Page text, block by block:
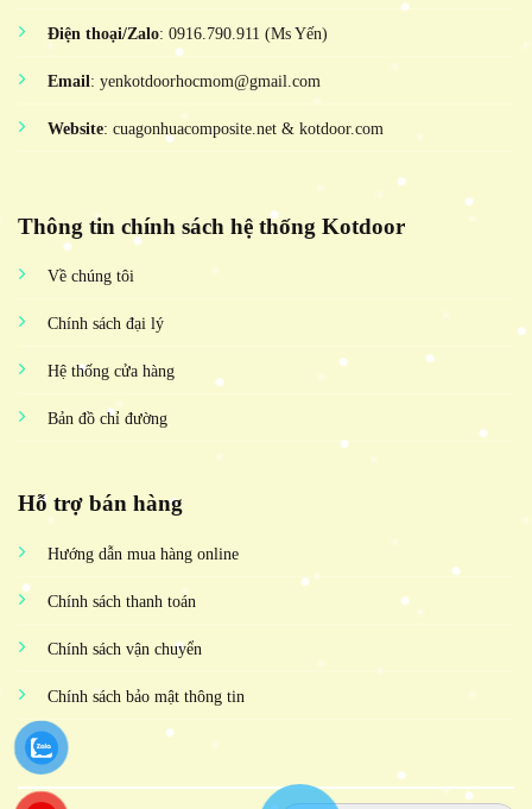
Điện thoại/Zalo: 0916.790.911 (Ms Yến)
Email: yenkotdoorhocmom@gmail.com
Website: cuagonhuacomposite.net & kotdoor.com
Thông tin chính sách hệ thống Kotdoor
Về chúng tôi
Chính sách đại lý
Hệ thống cửa hàng
Bản đồ chỉ đường
Hỗ trợ bán hàng
Hướng dẫn mua hàng online
Chính sách thanh toán
Chính sách vận chuyển
Chính sách bảo mật thông tin